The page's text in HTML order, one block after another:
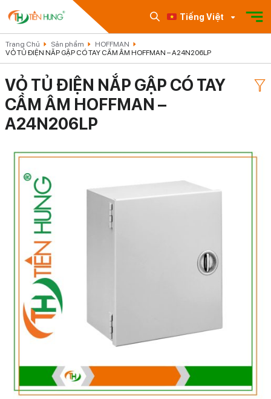
Tiếng Việt
Trang Chủ Sản phẩm
HOFFMAN
VỎ TỦ ĐIỆN NẮP GẬP CÓ TAY CẦM ÂM HOFFMAN – A24N206LP
VỎ TỦ ĐIỆN NẮP GẬP CÓ TAY
CẦM ÂM HOFFMAN –
A24N206LP